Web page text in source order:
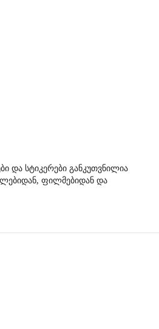
და სტიკერები განკუთვნილია
ფილმებიდან და